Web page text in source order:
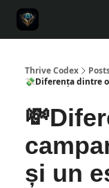
Thrive Codex
💸Diferența dintre
și un